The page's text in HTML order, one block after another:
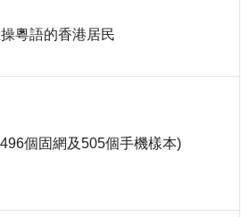
粵語的香港居民
個固網及505個手機樣本)